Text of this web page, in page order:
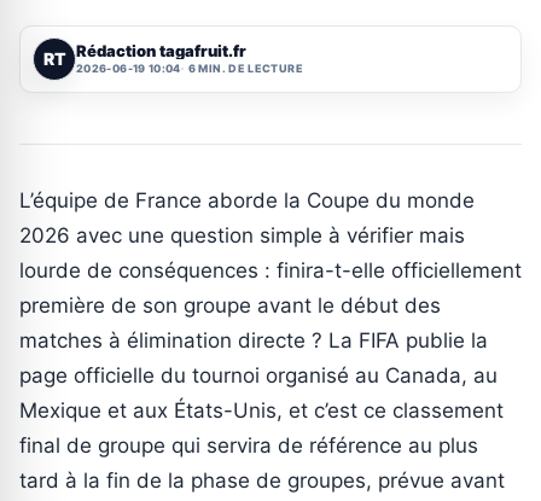
RT Rédaction tagafruit.fr
2026-06-19 10:04 6 MIN. DE LECTURE
L’équipe de France aborde la Coupe du monde
2026 avec une question simple à vérifier mais
lourde de conséquences : finira-t-elle officiellement
première de son groupe avant le début des
matches à élimination directe ? La FIFA publie la
page officielle du tournoi organisé au Canada, au
Mexique et aux États-Unis, et c’est ce classement
final de groupe qui servira de référence au plus
tard à la fin de la phase de groupes, prévue avant